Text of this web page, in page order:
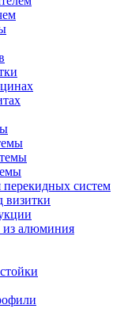
систем
визитки
из алюминия